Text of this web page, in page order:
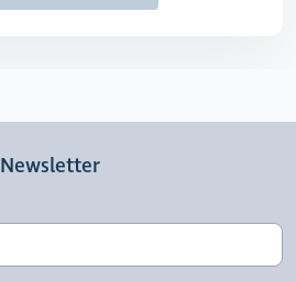
Newsletter